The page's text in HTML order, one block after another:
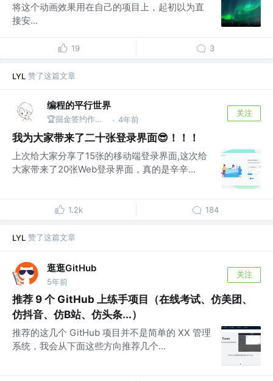
将这个动画效果用在自己的项目上，起初以为直
接安...
19 3
LYL 赞了这篇文章
编程的平行世界
🏆掘金签约作者@Taxze · 4年前
关注
我为大家带来了二十张登录界面😎！！！
上次给大家分享了15张的移动端登录界面,这次给
大家带来了20张Web登录界面，真的是辛辛...
1.2k 184
LYL 赞了这篇文章
逛逛GitHub
5年前
关注
推荐 9 个 GitHub 上练手项目（在线考试、仿美团、
仿抖音、仿B站、仿头条...）
推荐的这几个 GitHub 项目并不是简单的 XX 管理
系统，我会从下面这些方向推荐几个...